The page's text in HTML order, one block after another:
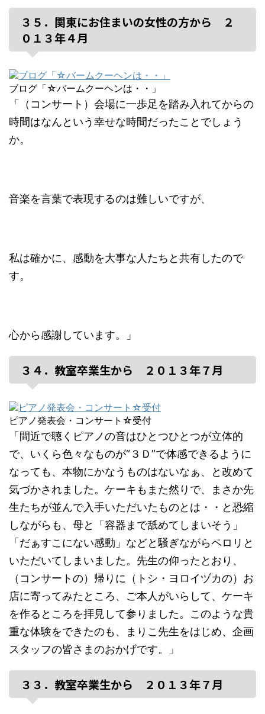
３５．関東にお住まいの女性の方から ２
０１３年４月
ブログ「☆バームクーヘンは・・」
「（コンサート）会場に一歩足を踏み入れてからの
時間はなんという幸せな時間だったことでしょう
か。
音楽を言葉で表現するのは難しいですが、
私は確かに、感動を大事な人たちと共有したので
す。
心から感謝しています。」
３４．教室卒業生から ２０１３年７月
ピアノ発表会・コンサート☆受付
「間近で聴くピアノの音はひとつひとつが立体的
で、いくら色々なものが“３Ｄ”で体感できるように
なっても、本物にかなうものはないなぁ、と改めて
気づかされました。ケーキもまた然りで、まさか先
生たちが並んで入手いただいたものとは・・と恐縮
しながらも、母と「容器まで舐めてしまいそう」
「だぁすこにない感動」などと騒ぎながらペロリと
いただいてしまいました。先生の仰ったとおり、
（コンサートの）帰りに（トシ・ヨロイヅカの）お
店に寄ってみたところ、ご本人がいらして、ケーキ
を作るところを拝見して参りました。このような貴
重な体験をできたのも、まりこ先生をはじめ、企画
スタッフの皆さまのおかげです。」
３３．教室卒業生から ２０１３年７月